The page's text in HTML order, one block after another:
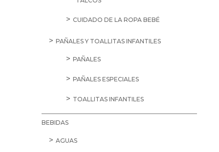
CUIDADO DE LA ROPA BEBÉ
PAÑALES Y TOALLITAS INFANTILES
PAÑALES
PAÑALES ESPECIALES
TOALLITAS INFANTILES
BEBIDAS
AGUAS